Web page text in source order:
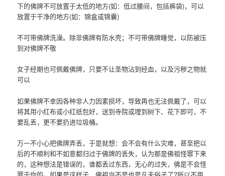
下的佛牌不可放置于太低的地方(如：低过腰间，包括裤袋)，可以
放置于干净的地方(如：锦盒或锦囊)
不可带佛牌洗澡。除非佛牌有防水壳；不可带佛牌睡觉，以防被压
到对佛牌不敬
女子经期也可佩戴佛牌，只要不让圣物沾到经血，以及污秽之物就
可以
如果佛牌不幸因各种非人力因素损坏，导致再也无法佩戴了，可以
将其用小红布或小红纸包好，送到寺院或埋到树下、花下即可，不
要乱丢，更不要扔进垃圾桶。
万一不小心把佛牌弄丢，于是就想：会不会有什么灾难，甚至把以
后的不顺利和不如意都归过于佛牌的丢失，认为那是佛祖怪罪下来
的，这种想法是错误的，谁都丢过东西，无心的过失，佛是不会怪
罪于你的。如果是这样子，佛祖岂不是也是凡夫俗子了?所以不用